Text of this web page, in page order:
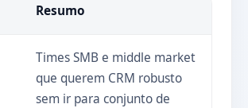
Resumo
Times SMB e middle market
que querem CRM robusto
sem ir para conjunto de